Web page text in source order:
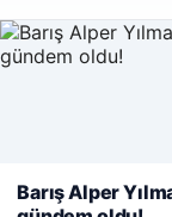
© 2026 Uzak Evren
Web sitemizi nasıl
kullanıyoruz. Çerez
Barış Alper